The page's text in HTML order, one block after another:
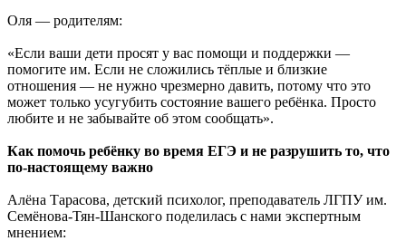
Оля — родителям:
«Если ваши дети просят у вас помощи и поддержки —
помогите им. Если не сложились тёплые и близкие
отношения — не нужно чрезмерно давить, потому что это
может только усугубить состояние вашего ребёнка. Просто
любите и не забывайте об этом сообщать».
Как помочь ребёнку во время ЕГЭ и не разрушить то, что
по-настоящему важно
Алёна Тарасова, детский психолог, преподаватель ЛГПУ им.
Семёнова-Тян-Шанского поделилась с нами экспертным
мнением: